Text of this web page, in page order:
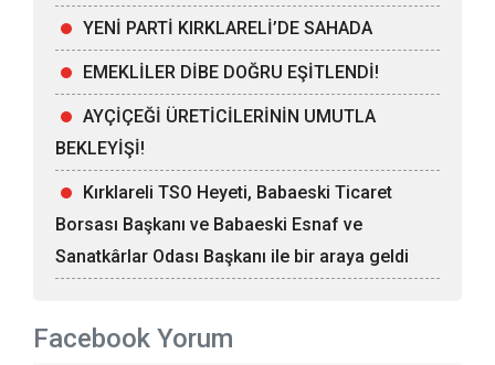
YENİ PARTİ KIRKLARELİ’DE SAHADA
EMEKLİLER DİBE DOĞRU EŞİTLENDİ!
AYÇİÇEĞİ ÜRETİCİLERİNİN UMUTLA
BEKLEYİŞİ!
Kırklareli TSO Heyeti, Babaeski Ticaret
Borsası Başkanı ve Babaeski Esnaf ve
Sanatkârlar Odası Başkanı ile bir araya geldi
Facebook Yorum